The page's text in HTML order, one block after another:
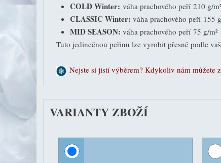
COLD Winter: váha prachového peří 210 g/m²
CLASSIC Winter: váha prachového peří 155
MID SEASON: váha prachového peří 75 g/m²
Tuto jedinečnou peřinu lze vyrobit přesně podle
Nejste si jistí výběrem? Kdykoliv nám můžete
VARIANTY ZBOŽÍ